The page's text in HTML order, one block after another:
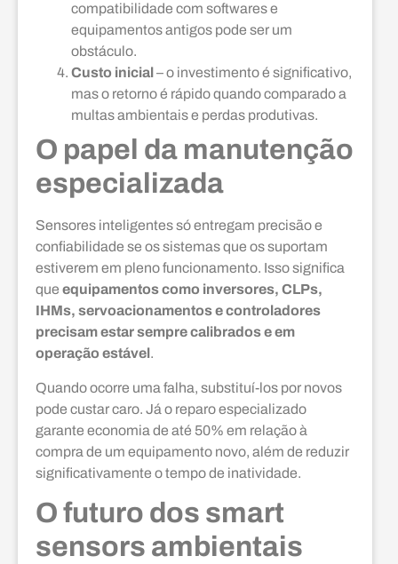
compatibilidade com softwares e
equipamentos antigos pode ser um
obstáculo.
Custo inicial – o investimento é significativo,
mas o retorno é rápido quando comparado a
multas ambientais e perdas produtivas.
O papel da manutenção
especializada
Sensores inteligentes só entregam precisão e
confiabilidade se os sistemas que os suportam
estiverem em pleno funcionamento. Isso significa
que equipamentos como inversores, CLPs,
IHMs, servoacionamentos e controladores
precisam estar sempre calibrados e em
operação estável.
Quando ocorre uma falha, substituí-los por novos
pode custar caro. Já o reparo especializado
garante economia de até 50% em relação à
compra de um equipamento novo, além de reduzir
significativamente o tempo de inatividade.
O futuro dos smart
sensors ambientais